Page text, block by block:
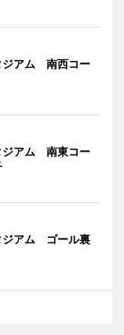
ジアム 南西コー
ジアム 南東コー
ジアム ゴール裏